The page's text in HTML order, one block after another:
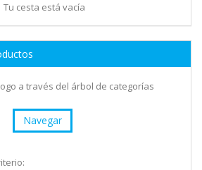
Tu cesta está vacía
a través del árbol de categorías
Navegar